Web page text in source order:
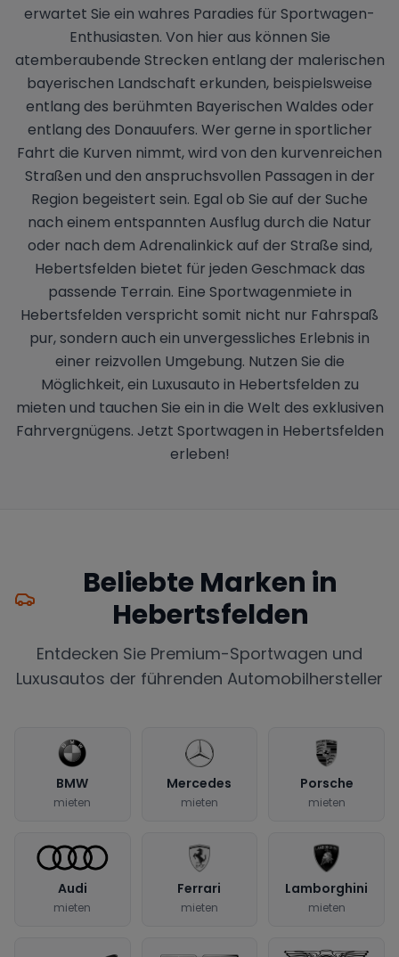
erwartet Sie ein wahres Paradies für Sportwagen-
Enthusiasten. Von hier aus können Sie
atemberaubende Strecken entlang der malerischen
bayerischen Landschaft erkunden, beispielsweise
entlang des berühmten Bayerischen Waldes oder
entlang des Donauufers. Wer gerne in sportlicher
Fahrt die Kurven nimmt, wird von den kurvenreichen
Straßen und den anspruchsvollen Passagen in der
Region begeistert sein. Egal ob Sie auf der Suche
nach einem entspannten Ausflug durch die Natur
oder nach dem Adrenalinkick auf der Straße sind,
Hebertsfelden bietet für jeden Geschmack das
passende Terrain. Eine Sportwagenmiete in
Hebertsfelden verspricht somit nicht nur Fahrspaß
pur, sondern auch ein unvergessliches Erlebnis in
einer reizvollen Umgebung. Nutzen Sie die
Möglichkeit, ein Luxusauto in Hebertsfelden zu
mieten und tauchen Sie ein in die Welt des exklusiven
Fahrvergnügens. Jetzt Sportwagen in Hebertsfelden
erleben!
Beliebte Marken in
Hebertsfelden
Entdecken Sie Premium-Sportwagen und
Luxusautos der führenden Automobilhersteller
BMW
mieten
Mercedes
mieten
Porsche
mieten
Audi
mieten
Ferrari
mieten
Lamborghini
mieten